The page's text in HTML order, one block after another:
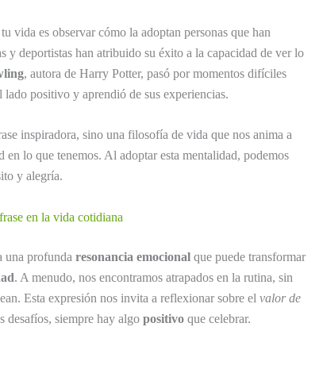
vida es observar cómo la adoptan personas que han
y deportistas han atribuido su éxito a la capacidad de ver lo
, autora de Harry Potter, pasó por momentos difíciles
lado positivo y aprendió de sus experiencias.
inspiradora, sino una filosofía de vida que nos anima a
lo que tenemos. Al adoptar esta mentalidad, podemos
y alegría.
en la vida cotidiana
una profunda resonancia emocional que puede transformar
. A menudo, nos encontramos atrapados en la rutina, sin
Esta expresión nos invita a reflexionar sobre el valor de
desafíos, siempre hay algo positivo que celebrar.